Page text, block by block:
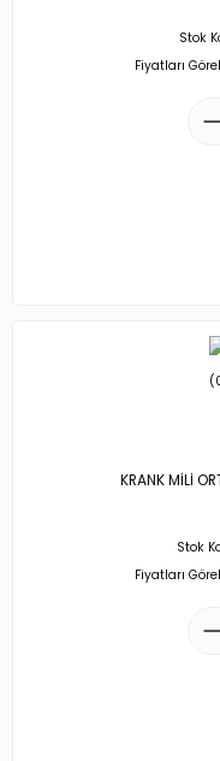
Stok
Fiyatları
KRANK MİLİ
Stok
Fiyatları